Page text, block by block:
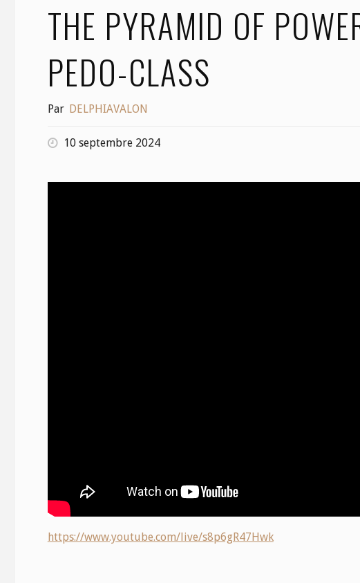
THE PYRAMID OF
PEDO-CLASS
Par DELPHIAVALON
10 septembre 2024
https://www.youtube.com/live/s8p6gR47Hwk